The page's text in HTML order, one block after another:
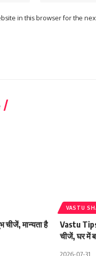
in this browser for the
मान्यता है
VASTU
Vastu
चीजें, घर में
2026-07-31